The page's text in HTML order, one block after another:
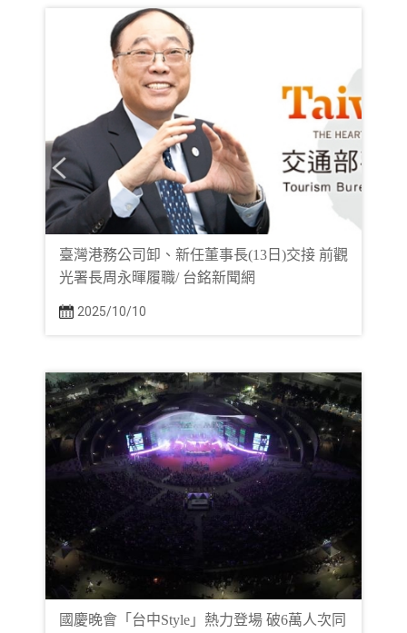
臺灣港務公司卸、新任董事長(13日)交接 前觀
光署長周永暉履職/ 台銘新聞網
2025/10/10
國慶晚會「台中Style」熱力登場 破6萬人次同